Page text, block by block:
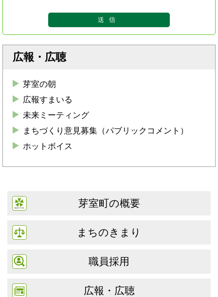
広報・広聴
芽室の朝
広報すまいる
未来ミーティング
まちづくり意見募集（パブリックコメント）
ホットボイス
芽室町の概要
まちのきまり
職員採用
広報・広聴